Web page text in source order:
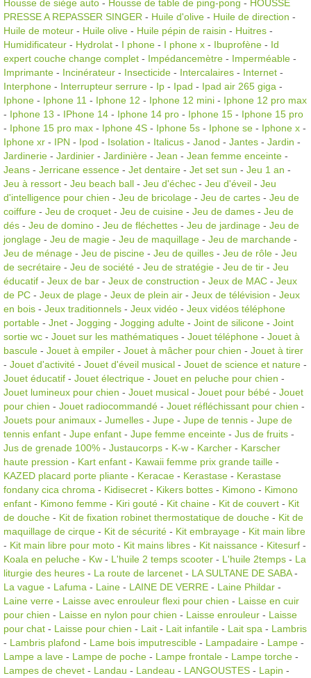
Housse de siège auto - Housse de table de ping-pong - HOUSSE
PRESSE A REPASSER SINGER - Huile d'olive - Huile de direction -
Huile de moteur - Huile olive - Huile pépin de raisin - Huitres -
Humidificateur - Hydrolat - I phone - I phone x - Ibuprofène - Id
expert couche change complet - Impédancemètre - Imperméable -
Imprimante - Incinérateur - Insecticide - Intercalaires - Internet -
Interphone - Interrupteur serrure - Ip - Ipad - Ipad air 265 giga -
Iphone - Iphone 11 - Iphone 12 - Iphone 12 mini - Iphone 12 pro max
- Iphone 13 - IPhone 14 - Iphone 14 pro - Iphone 15 - Iphone 15 pro
- Iphone 15 pro max - Iphone 4S - Iphone 5s - Iphone se - Iphone x -
Iphone xr - IPN - Ipod - Isolation - Italicus - Janod - Jantes - Jardin -
Jardinerie - Jardinier - Jardinière - Jean - Jean femme enceinte -
Jeans - Jerricane essence - Jet dentaire - Jet set sun - Jeu 1 an -
Jeu à ressort - Jeu beach ball - Jeu d'échec - Jeu d'éveil - Jeu
d'intelligence pour chien - Jeu de bricolage - Jeu de cartes - Jeu de
coiffure - Jeu de croquet - Jeu de cuisine - Jeu de dames - Jeu de
dés - Jeu de domino - Jeu de fléchettes - Jeu de jardinage - Jeu de
jonglage - Jeu de magie - Jeu de maquillage - Jeu de marchande -
Jeu de ménage - Jeu de piscine - Jeu de quilles - Jeu de rôle - Jeu
de secrétaire - Jeu de société - Jeu de stratégie - Jeu de tir - Jeu
éducatif - Jeux de bar - Jeux de construction - Jeux de MAC - Jeux
de PC - Jeux de plage - Jeux de plein air - Jeux de télévision - Jeux
en bois - Jeux traditionnels - Jeux vidéo - Jeux vidéos téléphone
portable - Jnet - Jogging - Jogging adulte - Joint de silicone - Joint
sortie wc - Jouet sur les mathématiques - Jouet téléphone - Jouet à
bascule - Jouet à empiler - Jouet à mâcher pour chien - Jouet à tirer
- Jouet d'activité - Jouet d'éveil musical - Jouet de science et nature -
Jouet éducatif - Jouet électrique - Jouet en peluche pour chien -
Jouet lumineux pour chien - Jouet musical - Jouet pour bébé - Jouet
pour chien - Jouet radiocommandé - Jouet réfléchissant pour chien -
Jouets pour animaux - Jumelles - Jupe - Jupe de tennis - Jupe de
tennis enfant - Jupe enfant - Jupe femme enceinte - Jus de fruits -
Jus de grenade 100% - Justaucorps - K-w - Karcher - Karscher
haute pression - Kart enfant - Kawaii femme prix grande taille -
KAZED placard porte pliante - Keracae - Kerastase - Kerastase
fondany cica chroma - Kidisecret - Kikers bottes - Kimono - Kimono
enfant - Kimono femme - Kiri gouté - Kit chaine - Kit de couvert - Kit
de douche - Kit de fixation robinet thermostatique de douche - Kit de
maquillage de cirque - Kit de sécurité - Kit embrayage - Kit main libre
- Kit main libre pour moto - Kit mains libres - Kit naissance - Kitesurf -
Koala en peluche - Kw - L'huile 2 temps scooter - L'huile 2temps - La
liturgie des heures - La route de larcenet - LA SULTANE DE SABA-
La vague - Lafuma - Laine - LAINE DE VERRE - Laine Phildar -
Laine verre - Laisse avec enrouleur flexi pour chien - Laisse en cuir
pour chien - Laisse en nylon pour chien - Laisse enrouleur - Laisse
pour chat - Laisse pour chien - Lait - Lait infantile - Lait spa - Lambris
- Lambris plafond - Lame bois imputrescible - Lampadaire - Lampe -
Lampe a lave - Lampe de poche - Lampe frontale - Lampe torche -
Lampes de chevet - Landau - Landeau - LANGOUSTES - Lapin -